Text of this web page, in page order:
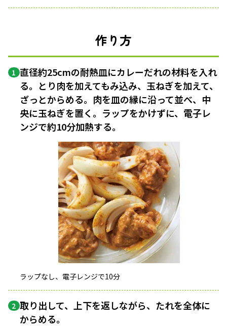
作り方
1 直径約25cmの耐熱皿にカレーだれの材料を入れ
る。とり肉を加えてもみ込み、玉ねぎを加えて、
ざっとからめる。肉を皿の縁に沿って並べ、中
央に玉ねぎを置く。ラップをかけずに、電子レ
ンジで約10分加熱する。
ラップなし、電子レンジで10分
2 取り出して、上下を返しながら、たれを全体に
からめる。